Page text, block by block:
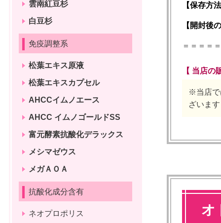
【保存方
【開封後
＝＝＝＝
【 当店
※当店
ざいま
オ
雲南紅豆杉
白豆杉
免疫調整系
松葉エキス原液
松葉エキスカプセル
AHCCイムノエース
AHCC イムノゴールドSS
富元酵素抗酸化デラックス
メシマゼウス
メガＡＯＡ
抗酸化成分含有
ネオプロポリス